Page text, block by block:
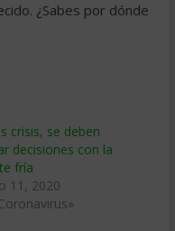
¿Sabes por dónde
crisis, se deben
decisiones con la
fría
11, 2020